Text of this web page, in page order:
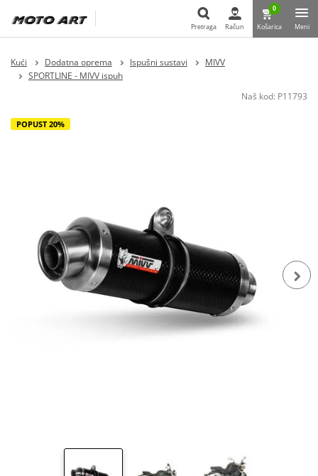
Pretraga Račun
0
Košarica Meni
Kući Dodatna oprema Ispušni sustavi
MIVV
SPORTLINE - MIVV ispuh
Naš kod: P11793
POPUST 20%